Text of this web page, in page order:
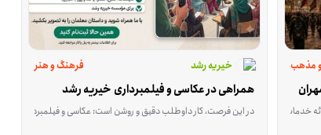
با مهارت خود می‌توانند در بخش‌هایی مانند ایده‌پردازی، برنامه‌ریزی
مذهب
خدمات اسکان و پذیرایی از زائران در مرکز مهران مشارکت می‌کنند. فعالیت‌ها با توجه
خیریه رشد فرهنگ و هنر
همراهی در عکاسی و فیلمبرداری  خیریه رشد
در این فرصت، کار داوطلب دقیق و روشن است: عکاسی و فیلمبرداری از حضور ۱۵ نفر از معلم‌های سیستان و بلوچستان که برای دوره آموزشی به تهران می‌آیند. این همکاری از ۲۶ تا ۳۰ مرداد انجام می‌شود و فقط ثبت تصویر و ویدئو در دو شیفت صبح و عصر لازم است؛ ادیت و آماده‌سازی محتوا جزو کار نیست. محل برگزاری این برنامه خیریه رشد در قیطریه شمالی، تهران در استان تهران است. اگر عکاسی یا فیلمبرداری بلد هستید و می‌توانید در یکی از شیفت‌ها یا در چند روز این برنامه حضور داشته باشید، این فرصت برای شما مناسب است. اگر برای ثبت این چند روز وقت و مهارت